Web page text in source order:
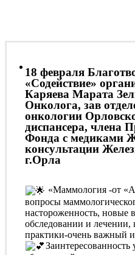
18 февраля
«Содействие»
Каряева Марата
Онколога, зав
онкологии
диспансера, члена
Фонда с медиками
консультации
г.Орла
«Маммология -от
вопросы
настороженность, новые
обследовании и
практики-очень важный
Заинтересованность